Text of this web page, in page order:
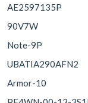
AE2597135P
90V7W
Note-9P
UBATIA290AFN2
Armor-10